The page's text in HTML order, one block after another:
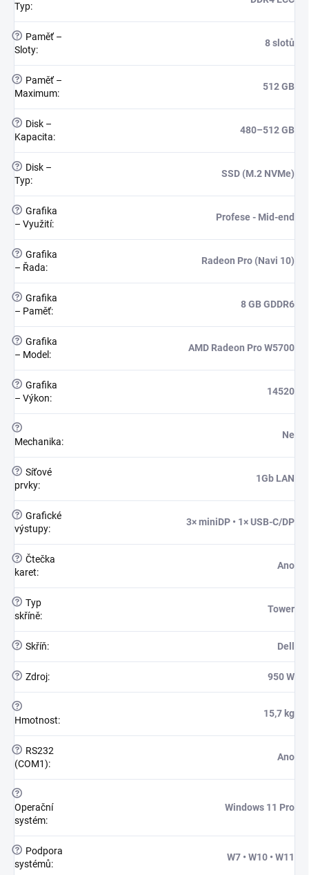
Typ:
?
Paměť –
Sloty:
8 slotů
?
Paměť –
Maximum:
512 GB
?
Disk –
Kapacita:
480–512 GB
?
Disk –
Typ:
SSD (M.2 NVMe)
? Grafika
– Využití:
Profese - Mid-end
? Grafika
– Řada:
Radeon Pro (Navi 10)
? Grafika
– Paměť:
8 GB GDDR6
? Grafika
– Model :
AMD Radeon Pro W5700
? Grafika
– Výkon:
14520
?
Mechanika:
Ne
? Síťové
prvky:
1Gb LAN
? Grafické
výstupy:
3× miniDP • 1× USB-C/DP
? Čtečka
karet:
Ano
? Typ
skříně:
Tower
? Skříň: Dell
? Zdroj: 950 W
?
Hmotnost:
15,7 kg
?
RS232
(COM1):
Ano
?
Operační
systém:
Windows 11 Pro
?
Podpora
systémů:
W7 • W10 • W11